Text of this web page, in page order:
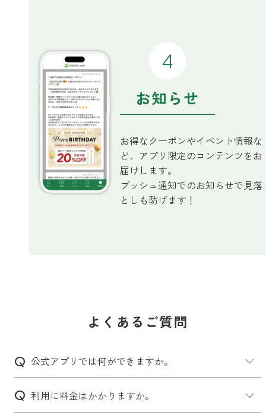
お知らせ
お得なクーポンやイベント情報な
ど、アプリ限定のコンテンツをお
届けします。
プッシュ通知でのお知らせで見落
としも防げます！
よくあるご質問
公式アプリでは何ができますか。
利用に料金はかかりますか。